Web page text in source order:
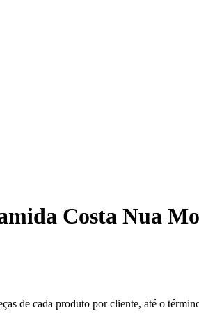
Costa Nua
de cada produto por cliente, até o